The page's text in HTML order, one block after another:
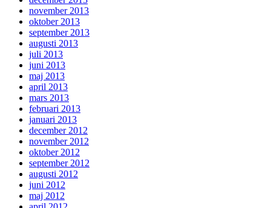
november 2013
oktober 2013
september 2013
augusti 2013
juli 2013
juni 2013
maj 2013
april 2013
mars 2013
februari 2013
januari 2013
december 2012
november 2012
oktober 2012
september 2012
augusti 2012
juni 2012
maj 2012